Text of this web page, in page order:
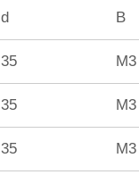
d B
35 М3
35 М3
35 М3